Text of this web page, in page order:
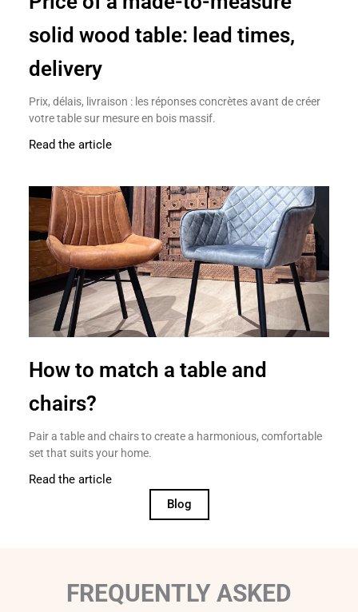
solid wood table: lead times,
delivery
Prix, délais, livraison : les réponses concrètes avant de créer
votre table sur mesure en bois massif.
Read the article
How to match a table and
chairs?
Pair a table and chairs to create a harmonious, comfortable
set that suits your home.
Read the article
Blog
FREQUENTLY ASKED